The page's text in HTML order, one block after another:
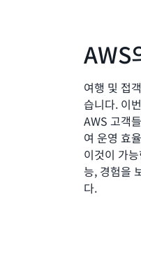
AWS
여행 및 접
습니다. 이
AWS 고객
여 운영 효
이것이 가
능, 경험을
다.